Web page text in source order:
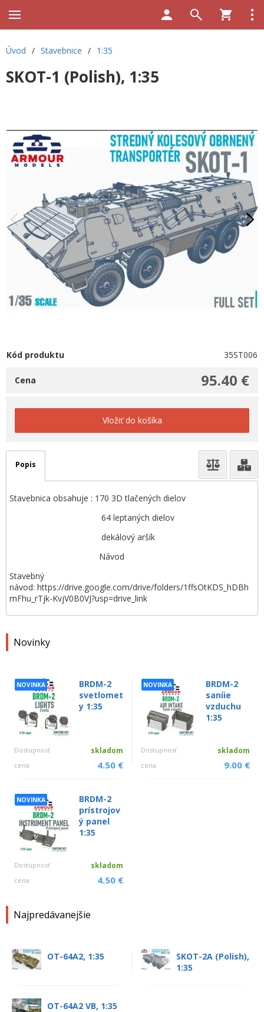
Novinky
NOVINKA
BRDM-2
svetlomet
y 1:35
Dostupnosť skladom
cena 4.50 €
NOVINKA
BRDM-2
saníie
vzduchu
1:35
Dostupnosť skladom
cena 9.00 €
NOVINKA
BRDM-2
prístrojov
ý panel
1:35
Dostupnosť skladom
cena 4.50 €
Najpredávanejšie
OT-64A2, 1:35
SKOT-2A (Polish),
1:35
OT-64A2 VB, 1:35
Úvod / Stavebnice / 1:35
SKOT-1 (Polish), 1:35
Kód produktu 35ST006
95.40 €
Cena
Vložiť do košíka
Popis
Stavebnica obsahuje : 170 3D tlačených dielov
64 leptaných dielov
dekálový aršík
Návod
Stavebný
návod: https://drive.google.com/drive/folders/1ffsOtKDS_hDBh
mFhu_rTjk-KvjV0B0VJ?usp=drive_link